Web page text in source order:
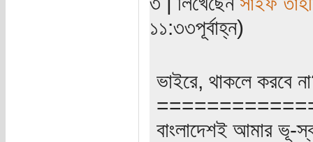
১১:৩৩পূর্বাহ্ন)
ভাইরে, থাকলে করবে
বাংলাদেশই আমার ভূ-